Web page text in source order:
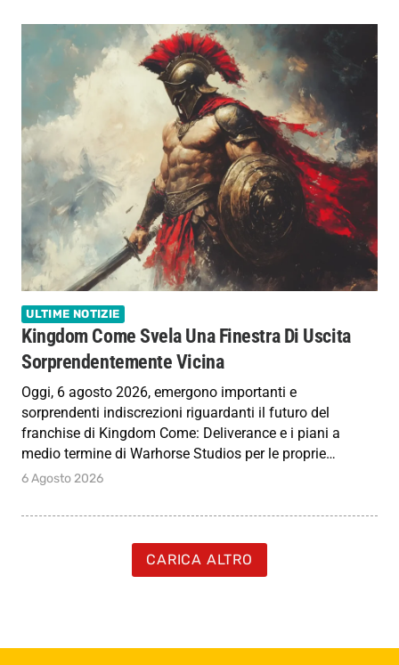
ULTIME NOTIZIE
Kingdom Come Svela Una Finestra Di Uscita
Sorprendentemente Vicina
Oggi, 6 agosto 2026, emergono importanti e
sorprendenti indiscrezioni riguardanti il futuro del
franchise di Kingdom Come: Deliverance e i piani a
medio termine di Warhorse Studios per le proprie…
6 Agosto 2026
CARICA ALTRO